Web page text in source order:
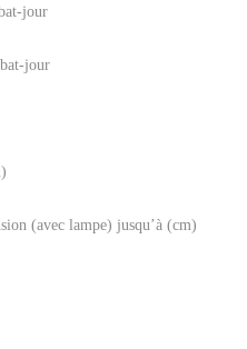
jour
jour
(avec lampe) jusqu’à (cm)